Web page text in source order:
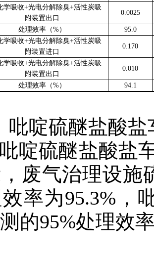
学吸收+光电分解除臭+活性炭吸
附装置出口
0.0025
处理效率（%） 95.0
学吸收+光电分解除臭+活性炭吸
附装置进口
0.170
学吸收+光电分解除臭+活性炭吸
附装置出口
0.010
处理效率（%） 94.1
吡啶硫醚盐酸盐
啶硫醚盐酸盐
废气治理设施
率为95.3% ，
的95%处理效